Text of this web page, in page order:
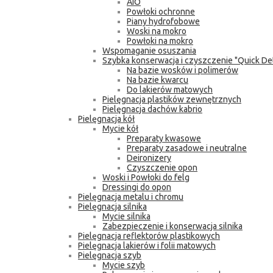
Powłoki ochronne
Piany hydrofobowe
Woski na mokro
Powłoki na mokro
Wspomaganie osuszania
Szybka konserwacja i czyszczenie "Quick
Na bazie wosków i polimerów
Na bazie kwarcu
Do lakierów matowych
Pielęgnacja plastików zewnętrznych
Pielęgnacja dachów kabrio
Pielęgnacja kół
Mycie kół
Preparaty kwasowe
Preparaty zasadowe i neutralne
Deironizery
Czyszczenie opon
Woski i Powłoki do felg
Dressingi do opon
Pielęgnacja metalu i chromu
Pielęgnacja silnika
Mycie silnika
Zabezpieczenie i konserwacja silnika
Pielęgnacja reflektorów plastikowych
Pielęgnacja lakierów i folii matowych
Pielęgnacja szyb
Mycie szyb